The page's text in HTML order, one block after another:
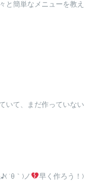
と簡単なメニューを教え
いて、まだ作っていない
´θ｀)ノ 早く作ろう！)